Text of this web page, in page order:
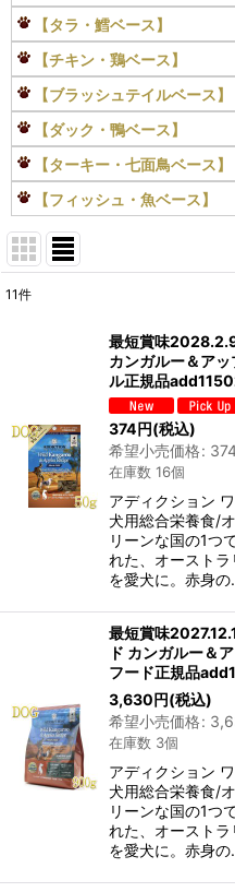
【タラ・鱈ベース】
【チキン・鶏ベース】
【ブラッシュテイルベース】
【ダック・鴨ベース】
【ターキー・七面鳥ベース】
【フィッシュ・魚ベース】
11件
最短賞味
カンガルー＆ア
ル正規品
374円(税込)
希望小売価格:
在庫数 16個
アディクション
犬用総合栄養食/
リーンな国の1つ
れた、オースト
を愛犬に。赤身
最短賞味
ド カンガルー＆
フード正規品
3,630円(税込)
希望小売価格:
在庫数 3個
アディクション
犬用総合栄養食/
リーンな国の1つ
れた、オースト
を愛犬に。赤身